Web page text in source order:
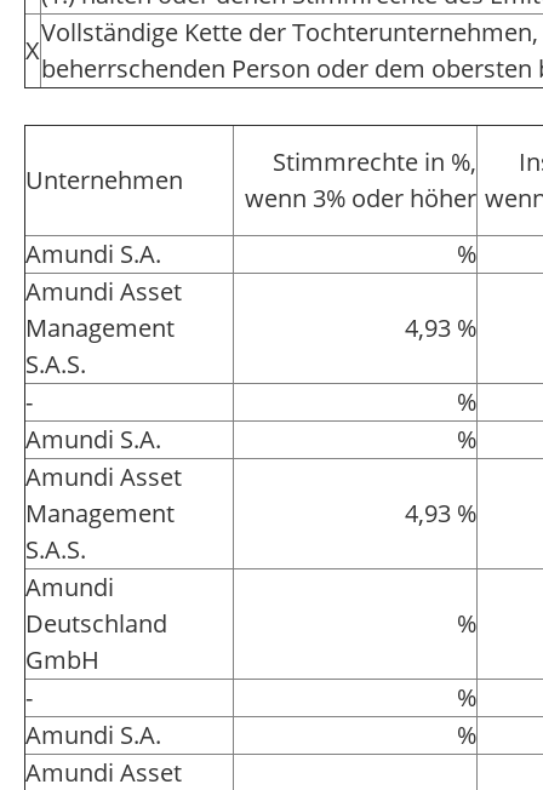
X
Vollständige Kette der
beherrschenden Person oder dem
Unternehmen
Stimmrechte in %,
wenn 3% oder höher
Amundi S.A.
%
Amundi Asset
Management
S.A.S.
4,93 %
-
%
Amundi S.A.
%
Amundi Asset
Management
S.A.S.
4,93 %
Amundi
Deutschland
GmbH
%
-
%
Amundi S.A.
%
Amundi Asset